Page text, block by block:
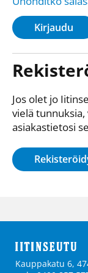
Kirjaudu
Jos olet jo
vielä
asiakastietosi
Kauppakatu 6,